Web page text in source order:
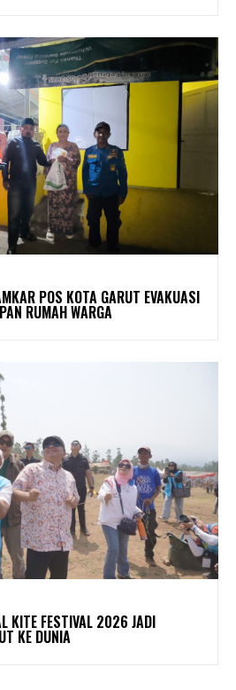
POS KOTA GARUT EVAKUASI
RUMAH WARGA
KITE FESTIVAL 2026 JADI
KE DUNIA